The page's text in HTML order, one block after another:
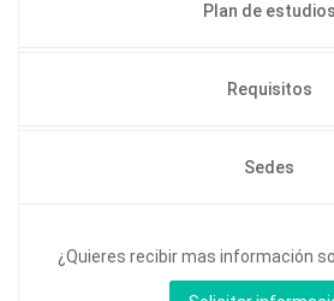
Plan de estudios
Requisitos
Sedes
¿Quieres recibir mas información